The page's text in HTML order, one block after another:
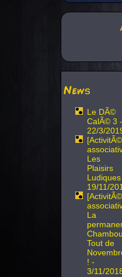
News
Le DÃ©
CalÃ© 3 -
22/3/
[ActivitÃ©
Les
Plaisirs
Ludiques
19/11/
[ActivitÃ©
La
Tout de
! -
3/11/